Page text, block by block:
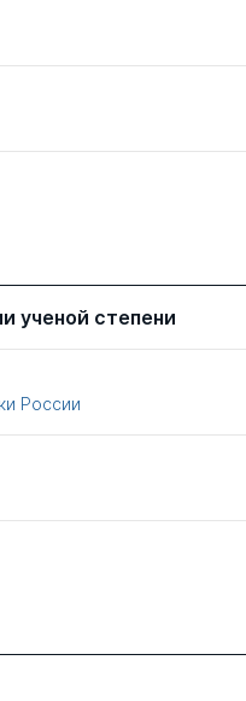
ученой степени
России